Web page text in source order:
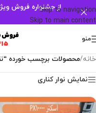
Skip to navigation
Skip to main content
از جشنواره فروش
منو
خانه/محصولات برچسب خورده
نمایش نوار کناری